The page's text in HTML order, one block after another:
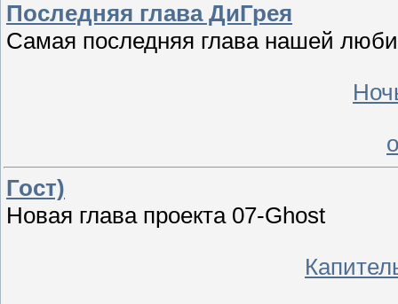
Последняя глава ДиГрея
Самая последняя глава нашей
Гост)
Новая глава проекта 07-Ghost